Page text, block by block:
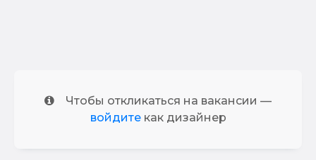
Чтобы откликаться на вакансии —
войдитекак дизайнер